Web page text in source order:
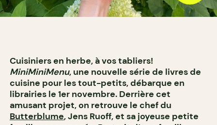
Cuisiniers en herbe, à vos tabliers!
MiniMiniMenu, une nouvelle série de livres de
cuisine pour les tout-petits, débarque en
librairies le 1er novembre. Derrière cet
amusant projet, on retrouve le chef du
Butterblume, Jens Ruoff, et sa joyeuse petite